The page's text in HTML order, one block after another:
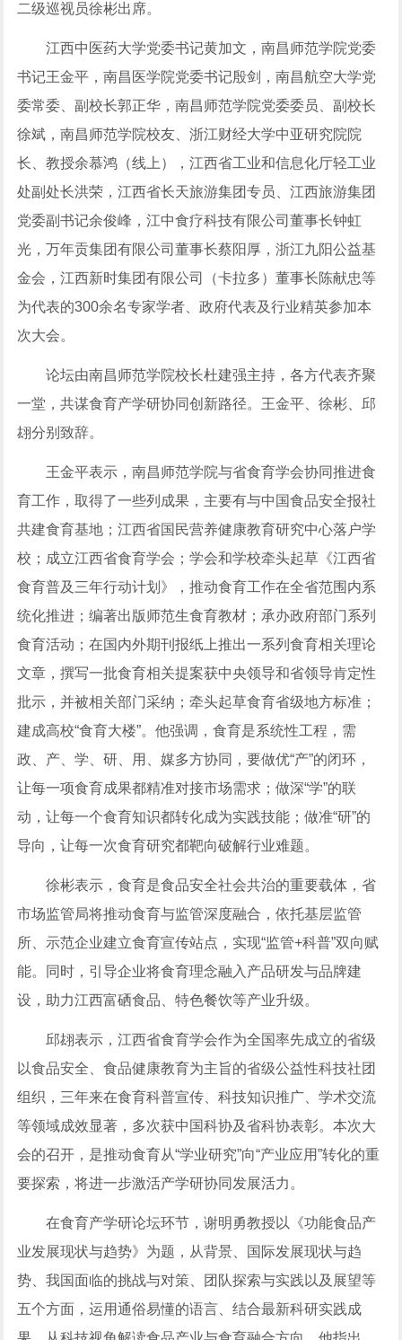
二级巡视员徐彬出席。
江西中医药大学党委书记黄加文，南昌师范学院党委
书记王金平，南昌医学院党委书记殷剑，南昌航空大学党
委常委、副校长郭正华，南昌师范学院党委委员、副校长
徐斌，南昌师范学院校友、浙江财经大学中亚研究院院
长、教授余慕鸿（线上），江西省工业和信息化厅轻工业
处副处长洪荣，江西省长天旅游集团专员、江西旅游集团
党委副书记余俊峰，江中食疗科技有限公司董事长钟虹
光，万年贡集团有限公司董事长蔡阳厚，浙江九阳公益基
金会，江西新时集团有限公司（卡拉多）董事长陈献忠等
为代表的300余名专家学者、政府代表及行业精英参加本
次大会。
论坛由南昌师范学院校长杜建强主持，各方代表齐聚
一堂，共谋食育产学研协同创新路径。王金平、徐彬、邱
翃分别致辞。
王金平表示，南昌师范学院与省食育学会协同推进食
育工作，取得了一些列成果，主要有与中国食品安全报社
共建食育基地；江西省国民营养健康教育研究中心落户学
校；成立江西省食育学会；学会和学校牵头起草《江西省
食育普及三年行动计划》，推动食育工作在全省范围内系
统化推进；编著出版师范生食育教材；承办政府部门系列
食育活动；在国内外期刊报纸上推出一系列食育相关理论
文章，撰写一批食育相关提案获中央领导和省领导肯定性
批示，并被相关部门采纳；牵头起草食育省级地方标准；
建成高校“食育大楼”。他强调，食育是系统性工程，需
政、产、学、研、用、媒多方协同，要做优“产”的闭环，
让每一项食育成果都精准对接市场需求；做深“学”的联
动，让每一个食育知识都转化成为实践技能；做准“研”的
导向，让每一次食育研究都靶向破解行业难题。
徐彬表示，食育是食品安全社会共治的重要载体，省
市场监管局将推动食育与监管深度融合，依托基层监管
所、示范企业建立食育宣传站点，实现“监管+科普”双向赋
能。同时，引导企业将食育理念融入产品研发与品牌建
设，助力江西富硒食品、特色餐饮等产业升级。
邱翃表示，江西省食育学会作为全国率先成立的省级
以食品安全、食品健康教育为主旨的省级公益性科技社团
组织，三年来在食育科普宣传、科技知识推广、学术交流
等领域成效显著，多次获中国科协及省科协表彰。本次大
会的召开，是推动食育从“学业研究”向“产业应用”转化的重
要探索，将进一步激活产学研协同发展活力。
在食育产学研论坛环节，谢明勇教授以《功能食品产
业发展现状与趋势》为题，从背景、国际发展现状与趋
势、我国面临的挑战与对策、团队探索与实践以及展望等
五个方面，运用通俗易懂的语言、结合最新科研实践成